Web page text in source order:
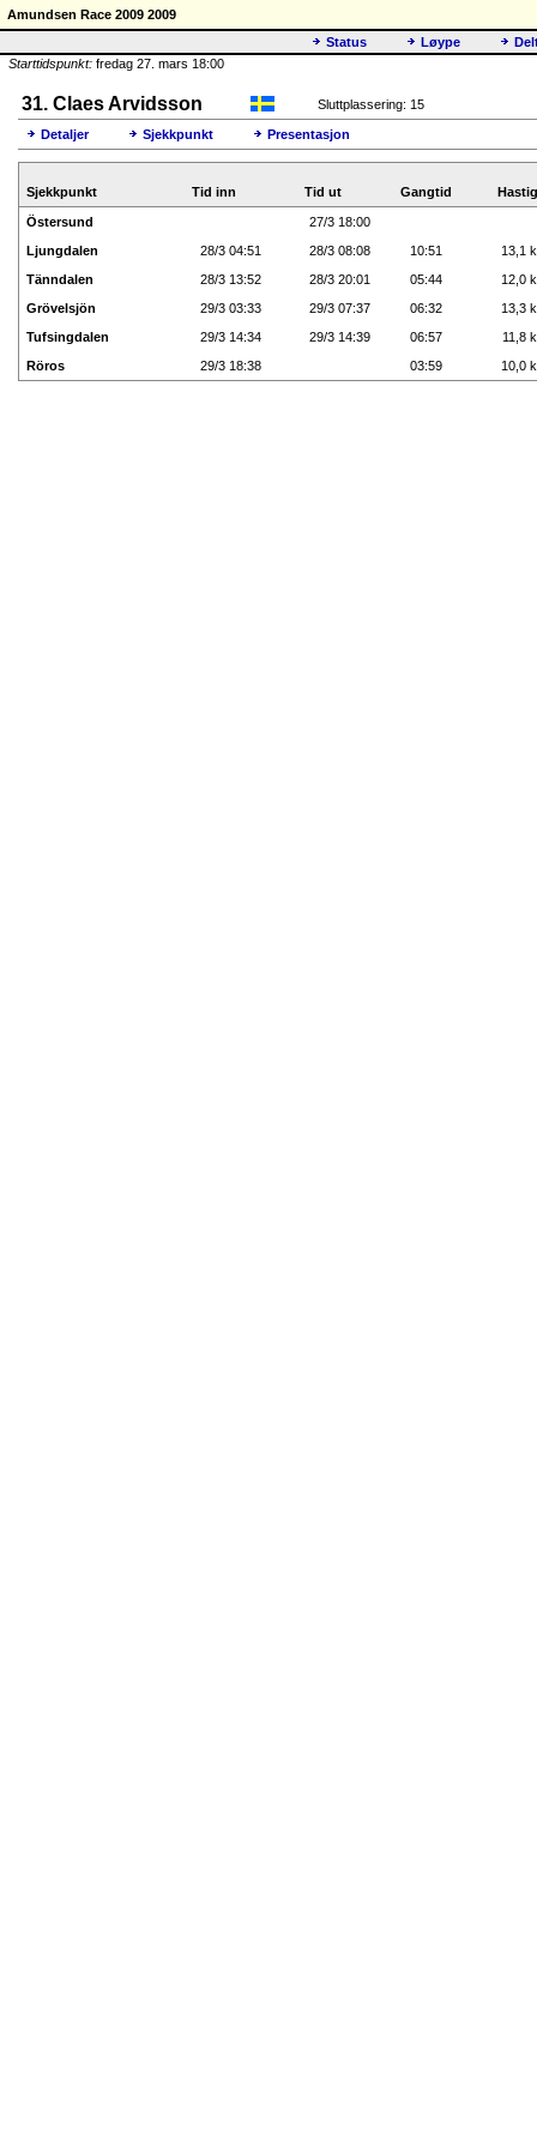
Amundsen Race 2009 2009
Status
Løype
Starttidspunkt: fredag 27. mars 18:00
31. Claes Arvidsson Sluttplassering: 15
Detaljer Sjekkpunkt Presentasjon
Sjekkpunkt Tid inn Tid ut Gangtid
Östersund
27/3 18:00
Ljungdalen
28/3 04:51 28/3 08:08 10:51
13,1
Tänndalen
28/3 13:52 28/3 20:01 05:44
12,0
Grövelsjön
29/3 03:33 29/3 07:37 06:32
13,3
Tufsingdalen
29/3 14:34 29/3 14:39 06:57
11,8
Röros
29/3 18:38 03:59 10,0